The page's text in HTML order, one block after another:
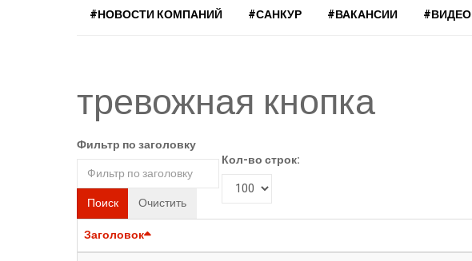
#НОВОСТИ КОМПАНИЙ #САНКУР #ВАКАНСИИ #ВИДЕО
тревожная кнопка
Фильтр по заголовку
Поиск Очистить
Кол-во строк:
Заголовок